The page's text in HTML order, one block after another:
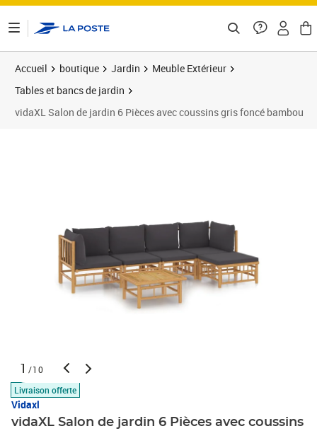
Accueil boutique Jardin
Meuble Extérieur
Tables et bancs de jardin
vidaXL Salon de jardin 6 Pièces avec coussins gris foncé bambou
1 /10
Livraison offerte
Vidaxl
vidaXL Salon de jardin 6 Pièces avec coussins